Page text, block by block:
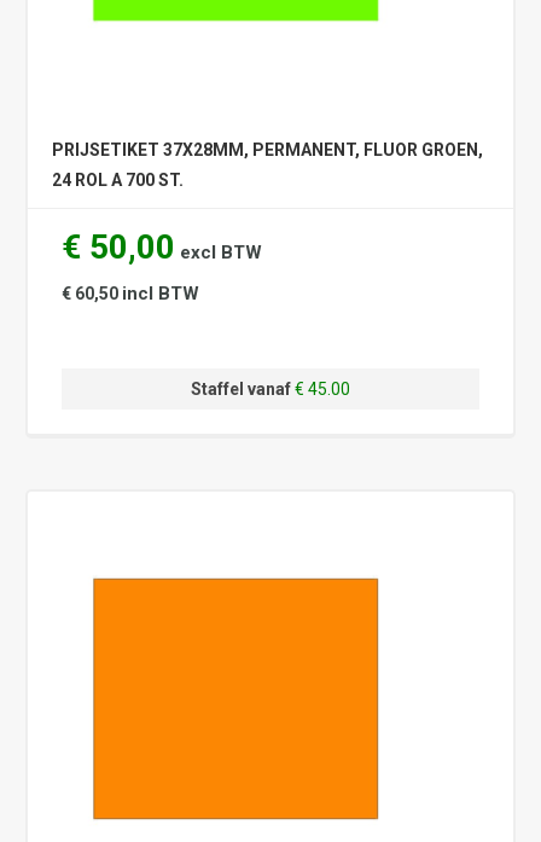
PRIJSETIKET 37X28MM, PERMANENT, FLUOR GROEN,
24 ROL A 700 ST.
€ 50,00 excl BTW
€ 60,50 incl BTW
Staffel vanaf€ 45.00